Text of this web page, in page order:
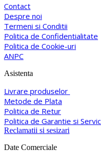
Contact
Despre noi
Termeni si Conditii
Politica de Confidentialitate
Politica de Cookie-uri
ANPC
Asistenta
Livrare produselor
Metode de Plata
Politica de Retur
Politica de Garantie si
Reclamatii si sesizari
Date Comerciale